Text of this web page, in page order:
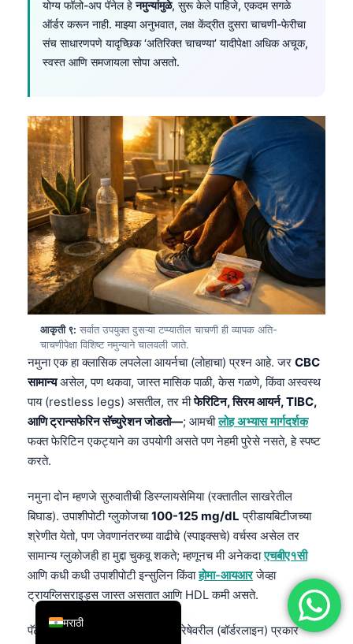
योग्य फॉलो-अप पॅनेल हेनमुन्यांमुळे, सुरू केले पाहिजे, एकदम सगळे
ऑर्डर करून नाही. माझ्या अनुभवात, लक्ष केंद्रीत दुसरा चाचणी-फेरीचा
संच साधारणपणे यादृच्छिक ‘अतिरिक्त चाचण्या’ यादीपेक्षा अधिक अचूक,
स्वस्त आणि समजायला सोपा असतो.
आकृती ९: सर्वात उपयुक्त दुसऱ्या टप्प्यातील चाचणी ही व्यापक अति-
चाचणीपेक्षा विशिष्ट नमुन्याने चालवली जाते.
नमुना एक हा क्लासिक लपलेला आयर्नचा (लोहाचा) प्रश्न आहे. जर CBC
सामान्यअसेल, पण थकवा, जास्त मासिक पाळी, केस गळणे, किंवा अस्वस्थ
पाय (restless legs) असतील, तर मीफेरिटिन, सिरम आयर्न, TIBC,
आणि ट्रान्सफेरिन सॅच्युरेशन जोडतो—; आमचीलोह अभ्यास मार्गदर्शक
फक्त फेरिटिन एकट्याने का उपयोगी असते पण नेहमी पुरेसे नसते, हे स्पष्ट
करते.
नमुना दोन म्हणजे सुरुवातीची डिस्ग्लायसेमिया (रक्तातील साखरेतील
बिघाड). उपाशीपोटी ग्लुकोजचा100-125 mg/dL प्रीडायबिटीजच्या
श्रेणीत येतो, पण जेवणानंतरच्या वाढीचे (स्पाइक्सचे) वर्चस्व असेल तर
सामान्य ग्लुकोजही हा मुद्दा चुकवू शकते; म्हणूनच मी अनेकदाएचबीए१सी
आणि कधी कधी उपाशीपोटी इन्सुलिन किंवाहोमा-आयआरजेव्हा
ट्रायग्लिसराइड्स जास्त असतात आणि HDL कमी असते.
पॅटर्न तीन हा थायरॉइड आजाराचा सीमारेषेवरील (बॉर्डरलाइन) प्रकार
मराठी
English
Deutsch
العربية
Français
עִבְרִית
Español
Português
Ελληνικά
Türkçe
Română
简体中文
فارسی
Български
Dansk
Nederlands
हिन्दी
Bahasa Indonesia
Հայերեն
Svenska
Bosanski